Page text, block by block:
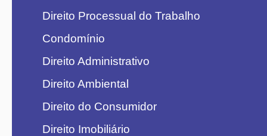
Direito Processual do Trabalho
Condomínio
Direito Administrativo
Direito Ambiental
Direito do Consumidor
Direito Imobiliário